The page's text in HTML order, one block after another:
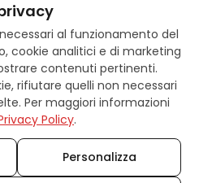
S.r.l.
e condizioni
Gestisci cookie
al funzionamento del
cookie analitici e di marketing
contenuti pertinenti.
rifiutare quelli non necessari
Per maggiori informazioni
Policy.
Personalizza